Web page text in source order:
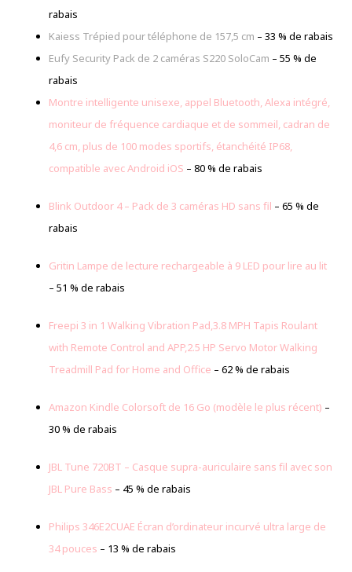
rabais
Kaiess Trépied pour téléphone de 157,5 cm – 33 % de rabais
Eufy Security Pack de 2 caméras S220 SoloCam – 55 % de
rabais
Montre intelligente unisexe, appel Bluetooth, Alexa intégré,
moniteur de fréquence cardiaque et de sommeil, cadran de
4,6 cm, plus de 100 modes sportifs, étanchéité IP68,
compatible avec Android iOS – 80 % de rabais
Blink Outdoor 4 – Pack de 3 caméras HD sans fil – 65 % de
rabais
Gritin Lampe de lecture rechargeable à 9 LED pour lire au lit
– 51 % de rabais
Freepi 3 in 1 Walking Vibration Pad,3.8 MPH Tapis Roulant
with Remote Control and APP,2.5 HP Servo Motor Walking
Treadmill Pad for Home and Office – 62 % de rabais
Amazon Kindle Colorsoft de 16 Go (modèle le plus récent) –
30 % de rabais
JBL Tune 720BT – Casque supra-auriculaire sans fil avec son
JBL Pure Bass – 45 % de rabais
Philips 346E2CUAE Écran d’ordinateur incurvé ultra large de
34 pouces – 13 % de rabais